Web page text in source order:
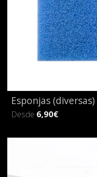
Esponjas (diversas)
Desde 6,90€